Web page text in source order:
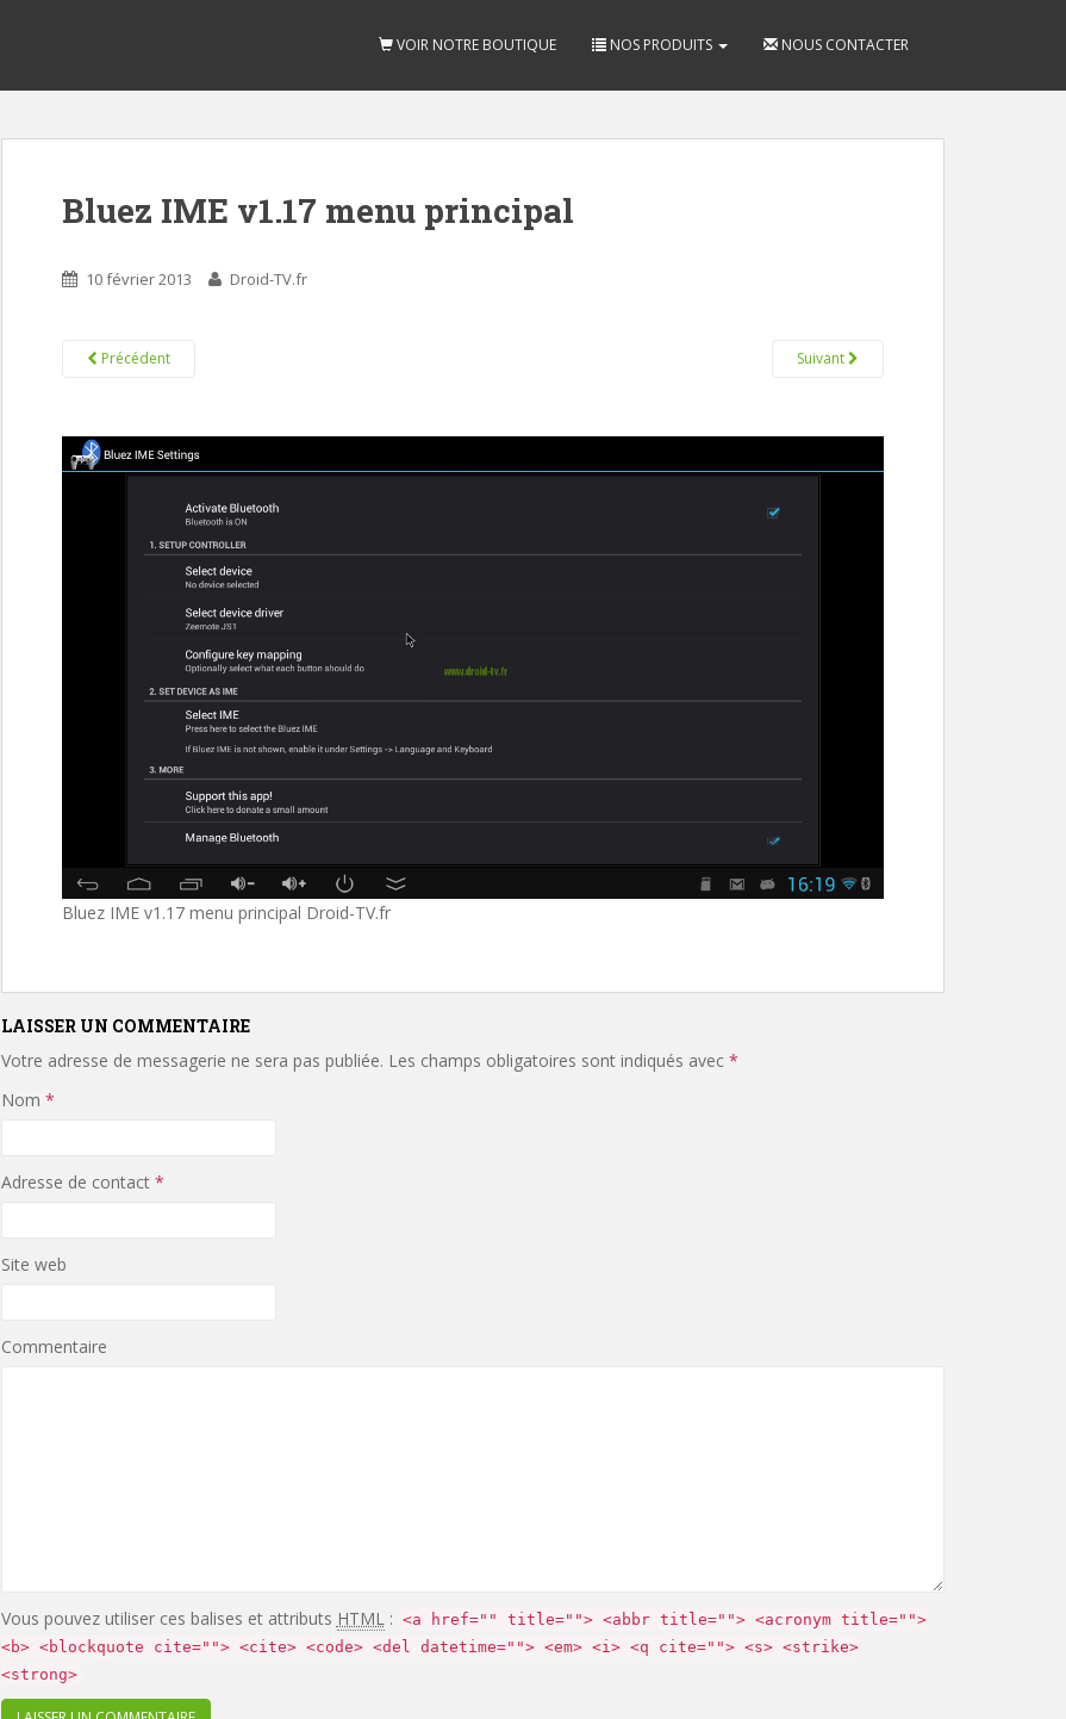
VOIR NOTRE BOUTIQUE NOS PRODUITS NOUS CONTACTER
Bluez IME v1.17 menu principal
10 février 2013 Droid-TV.fr
Précédent Suivant
Bluez IME v1.17 menu principal Droid-TV.fr
LAISSER UN COMMENTAIRE
Votre adresse de messagerie ne sera pas publiée. Les champs obligatoires sont indiqués avec *
Nom *
Adresse de contact *
Site web
Commentaire
Vous pouvez utiliser ces balises et attributs HTML: <a href="" title=""> <abbr title=""> <acronym title="">
<b> <blockquote cite=""> <cite> <code> <del datetime=""> <em> <i> <q cite=""> <s> <strike>
<strong>